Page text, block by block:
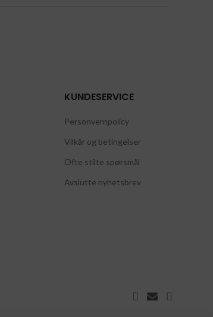
KUNDESERVICE
Personvernpolicy
Vilkår og betingelser
Ofte stilte spørsmål
Avslutte nyhetsbrev